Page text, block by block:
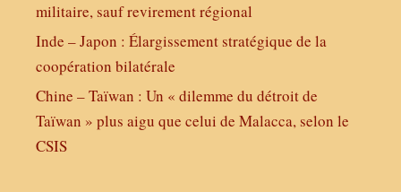
militaire, sauf revirement régional
Inde – Japon : Élargissement stratégique de la
coopération bilatérale
Chine – Taïwan : Un « dilemme du détroit de
Taïwan » plus aigu que celui de Malacca, selon le
CSIS